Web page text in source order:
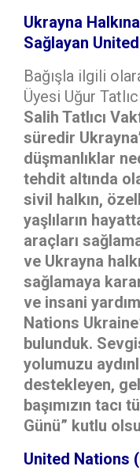
Ukrayna
Sağlayan
Bağışla ilgili
Üyesi Uğur
Salih Tatlıcı
süredir
düşmanlıklar
tehdit altında
sivil halkın,
yaşlıların
araçları
ve Ukrayna
sağlamaya
ve insani
Nations
bulunduk.
yolumuzu
destekleyen,
başımızın tacı
Günü” kutlu
United Nations